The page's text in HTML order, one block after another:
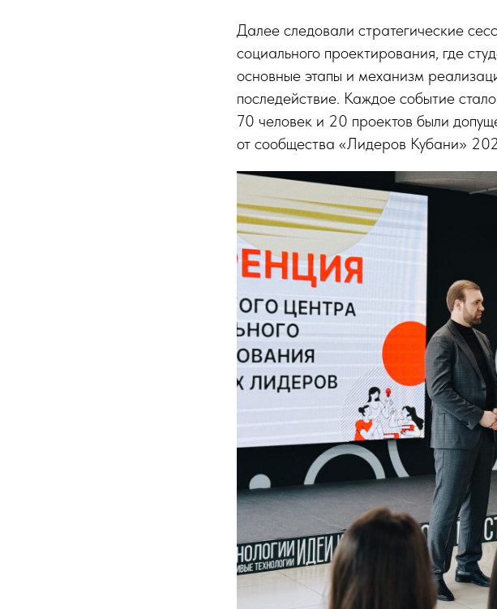
Далее следовали стратегические
социального проектирования, где
основные этапы и механизм
последействие. Каждое событие
70 человек и 20 проектов были
от сообщества «Лидеров Кубани»